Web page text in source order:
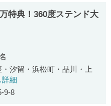
特典！360度ステンド大
評価
汐留・浜松町・品川・上
詳細
9-8